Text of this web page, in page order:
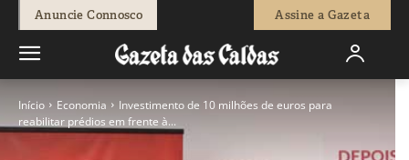
Anuncie Connosco Assine a Gazeta
Início Economia
Investimento de 10 milhões de euros para
reabilitar prédios em frente à...